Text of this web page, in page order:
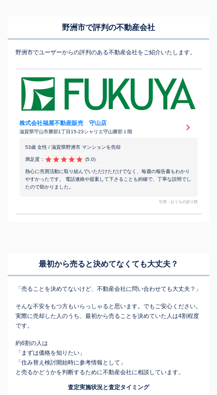
野洲市で評判の不動産会社
野洲市でユーザーからの評判のある不動産会社をご紹介いたします。
株式会社福屋不動産販売 守山店
滋賀県守山市勝部1丁目15-23シャリエ守山勝部１階
53歳 女性 / 滋賀県野洲市 マンションを売却
満足度： (5.0)
熱心に売買活動に取り組んでいただけただけでなく、毎週の報告書もわかり
やすかったです。 電話連絡や提案して下さることも的確で、丁寧な説明でし
たので助かりました。
引用：おうちの語り部
最初から売ると決めてなくても大丈夫？
「売ることを決めてないけど、不動産会社に問い合わせても大丈夫？」
そんな不安をもつ方もいらっしゃると思います。でもご安心ください。
実際に売却した人のうち、最初から売ることを決めていた人は4割程度
です。
約6割の人は
「まずは価格を知りたい」
「住み替え検討開始時に参考情報として」
と売るかどうかを判断するために不動産会社に相談しています。
査定実施状況と査定タイミング